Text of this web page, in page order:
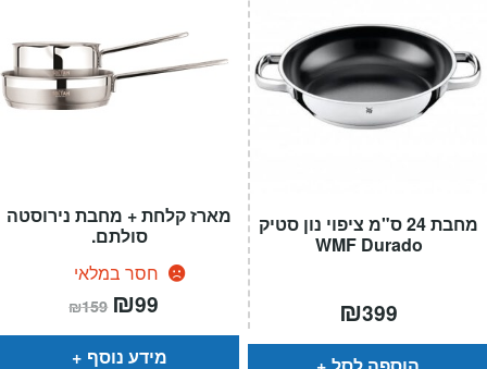
מארז קלחת + מחבת נירוסטה
סולתם.
חסר במלאי
₪159 המחיר
המקורי
היה:
₪159.
₪99
הוא:
מידע נוסף
מחבת 24 ס"מ ציפוי נון סטיק
WMF Durado
₪399